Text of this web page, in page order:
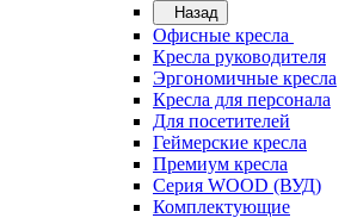
Назад
Офисные кресла
Кресла руководителя
Эргономичные кресла
Кресла для персонала
Для посетителей
Геймерские кресла
Премиум кресла
Серия WOOD (ВУД)
Комплектующие